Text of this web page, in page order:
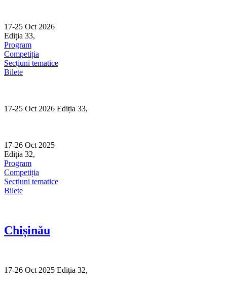
content
17-25 Oct 2026
Ediția 33,
Program
Competiția
Secțiuni tematice
Bilete
17-25 Oct 2026 Ediția 33,
17-26 Oct 2025
Ediția 32,
Program
Competiția
Secțiuni tematice
Bilete
Chișinău
17-26 Oct 2025 Ediția 32,